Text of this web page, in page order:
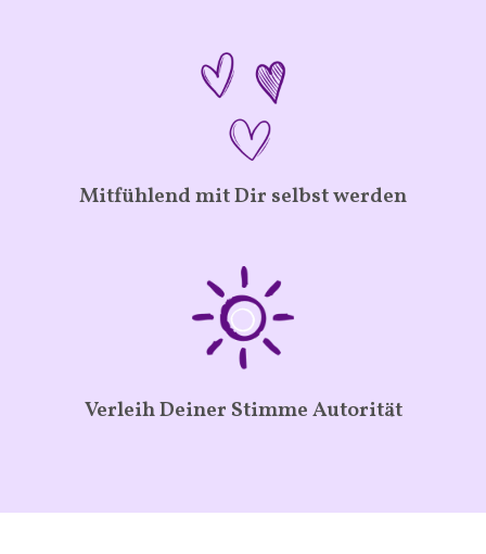
Mitfühlend mit Dir selbst werden
Verleih Deiner Stimme Autorität